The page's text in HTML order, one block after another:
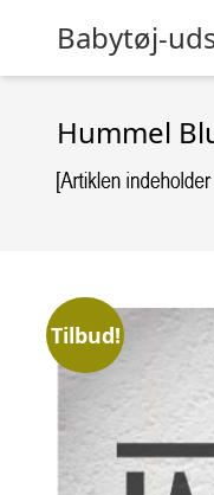
Babytøj-
Hummel
Tilbud!